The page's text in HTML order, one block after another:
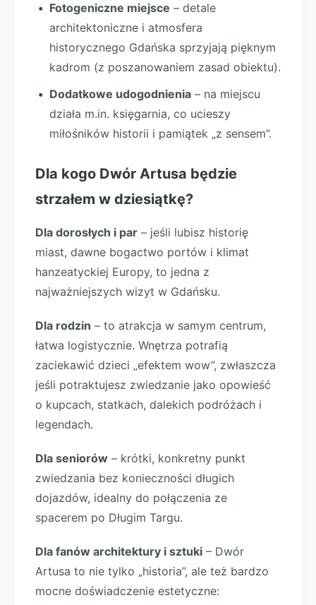
Fotogeniczne miejsce – detale
architektoniczne i atmosfera
historycznego Gdańska sprzyjają pięknym
kadrom (z poszanowaniem zasad obiektu).
Dodatkowe udogodnienia – na miejscu
działa m.in. księgarnia, co ucieszy
miłośników historii i pamiątek „z sensem”.
Dla kogo Dwór Artusa będzie
strzałem w dziesiątkę?
Dla dorosłych i par – jeśli lubisz historię
miast, dawne bogactwo portów i klimat
hanzeatyckiej Europy, to jedna z
najważniejszych wizyt w Gdańsku.
Dla rodzin – to atrakcja w samym centrum,
łatwa logistycznie. Wnętrza potrafią
zaciekawić dzieci „efektem wow”, zwłaszcza
jeśli potraktujesz zwiedzanie jako opowieść
o kupcach, statkach, dalekich podróżach i
legendach.
Dla seniorów – krótki, konkretny punkt
zwiedzania bez konieczności długich
dojazdów, idealny do połączenia ze
spacerem po Długim Targu.
Dla fanów architektury i sztuki – Dwór
Artusa to nie tylko „historia”, ale też bardzo
mocne doświadczenie estetyczne: